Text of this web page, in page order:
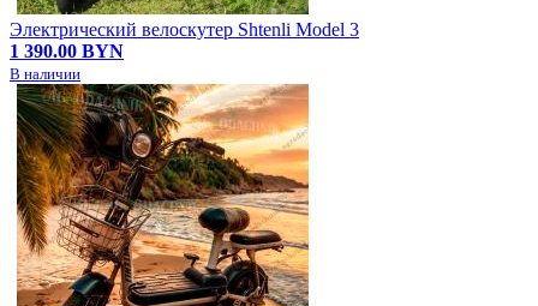
Электрический велоскутер Shtenli Model 3
1 390.00 BYN
В наличии